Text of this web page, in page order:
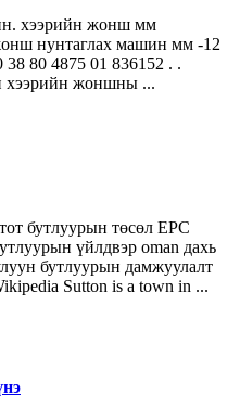
хээрийн жонш мм
нунтаглах машин мм -12
80 4875 01 836152 . .
хээрийн жоншны ...
бутлуурын төсөл EPC
үйлдвэр oman дахь
бутлуурын дамжуулалт
Sutton is a town in ...